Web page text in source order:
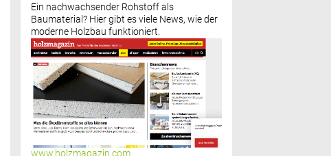
Ein nachwachsender Rohstoff als
Baumaterial? Hier gibt es viele News, wie der
moderne Holzbau funktioniert.
www.holzmagazin.com